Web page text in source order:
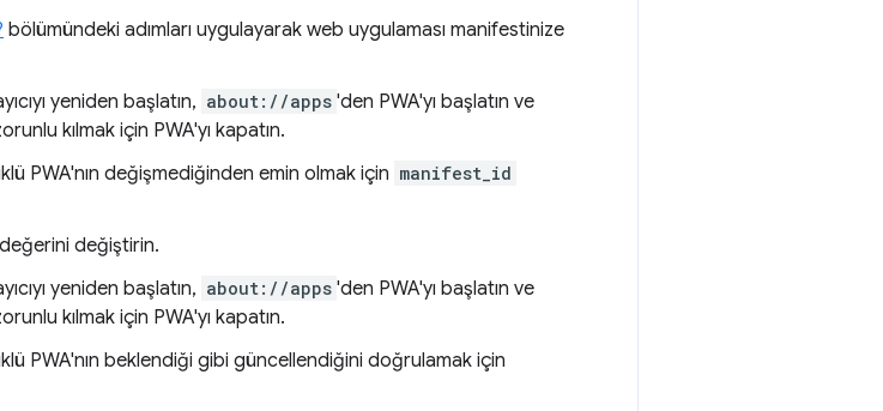
bölümündeki adımları uygulayarak web uygulaması manifestinize
yeniden başlatın, about://apps 'den PWA'yı başlatın ve
kılmak için PWA'yı kapatın.
PWA'nın değişmediğinden emin olmak için manifest_id
değerini değiştirin.
yeniden başlatın, about://apps 'den PWA'yı başlatın ve
kılmak için PWA'yı kapatın.
PWA'nın beklendiği gibi güncellendiğini doğrulamak için